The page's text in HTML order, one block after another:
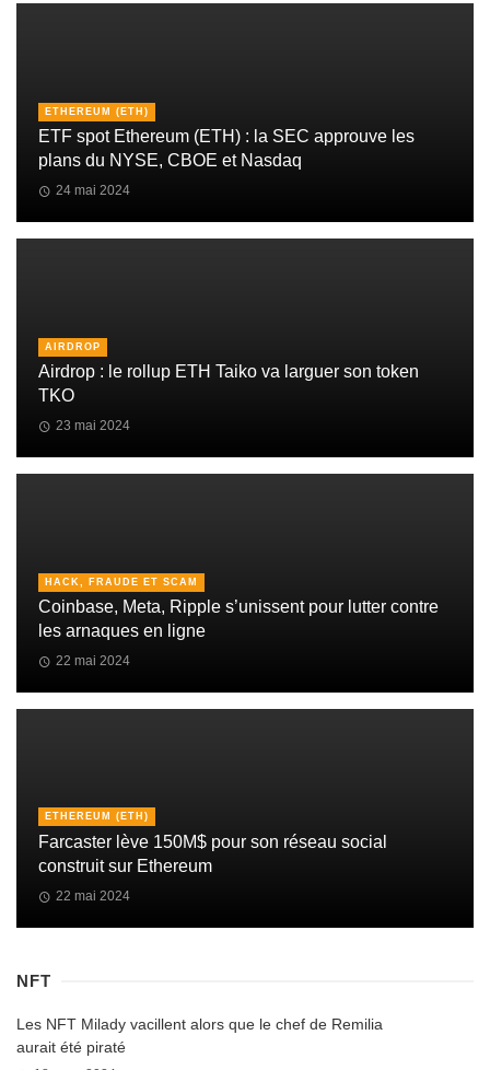
ETHEREUM (ETH)
ETF spot Ethereum (ETH) : la SEC approuve les
plans du NYSE, CBOE et Nasdaq
24 mai 2024
AIRDROP
Airdrop : le rollup ETH Taiko va larguer son token
TKO
23 mai 2024
HACK, FRAUDE ET SCAM
Coinbase, Meta, Ripple s’unissent pour lutter contre
les arnaques en ligne
22 mai 2024
ETHEREUM (ETH)
Farcaster lève 150M$ pour son réseau social
construit sur Ethereum
22 mai 2024
NFT
Les NFT Milady vacillent alors que le chef de Remilia
aurait été piraté